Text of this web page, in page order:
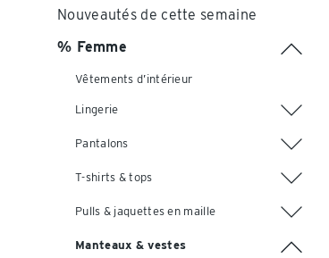
Nouveautés de cette semaine
% Femme
Vêtements d’intérieur
Lingerie
Pantalons
T-shirts & tops
Pulls & jaquettes en maille
Manteaux & vestes